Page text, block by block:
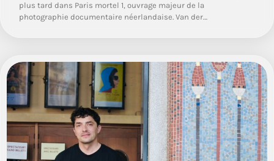
plus tard dans Paris mortel 1, ouvrage majeur de la
photographie documentaire néerlandaise. Van der…